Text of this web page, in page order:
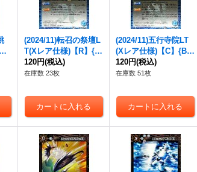
(2024/11)転召の祭壇L
T(Xレア仕様)【R】{B
SC45-091}《青》
120円(税込)
在庫数 23枚
(2024/11)五行寺院LT
(Xレア仕様)【C】{BS
C45-092}《青》
120円(税込)
在庫数 51枚